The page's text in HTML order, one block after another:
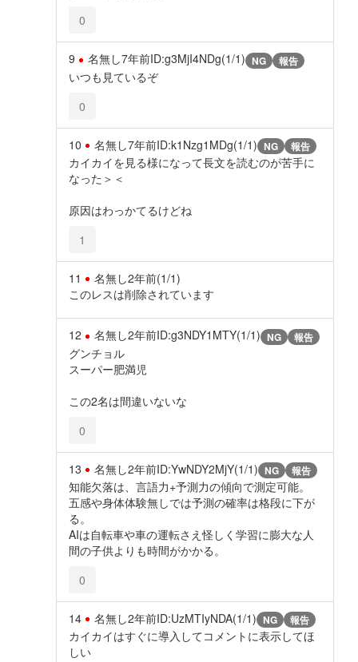
0
9 名無し7年前ID:g3MjI4NDg(1/1) NG 報告
いつも見ているぞ
0
10 名無し7年前ID:k1Nzg1MDg(1/1) NG 報告
カイカイを見る様になって長文を読むのが苦手に
なった＞＜
原因はわっかてるけどね
1
11 名無し2年前(1/1)
このレスは削除されています
12 名無し2年前ID:g3NDY1MTY(1/1) NG 報告
グンチョル
スーパー肥満児
この2名は間違いないな
0
13 名無し2年前ID:YwNDY2MjY(1/1) NG 報告
知能欠落は、言語力+予測力の傾向で測定可能。
五感や身体体験無しでは予測の確率は格段に下が
る。
AIは自転車や車の運転さえ怪しく学習に膨大な人
間の子供よりも時間がかかる。
0
14 名無し2年前ID:UzMTIyNDA(1/1) NG 報告
カイカイはすぐに導入してコメントに表示してほ
しい